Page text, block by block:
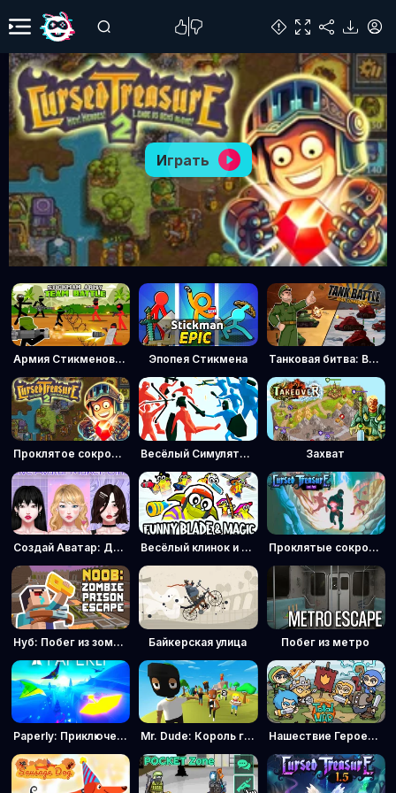
Играть
Армия Стикменов: Командная битва Эпопея Стикмена Танковая битва: Военный командир
Проклятое сокровище 2 Весёлый Симулятор Битвы Захват
Создай Аватар: Девочки Весёлый клинок и магия Проклятые сокровища: Набор уровней
Нуб: Побег из зомби-тюрьмы Байкерская улица Побег из метро
Paperly: Приключение на бумажном самолетике Mr. Dude: Король горы Нашествие Героев: Тотальная Война